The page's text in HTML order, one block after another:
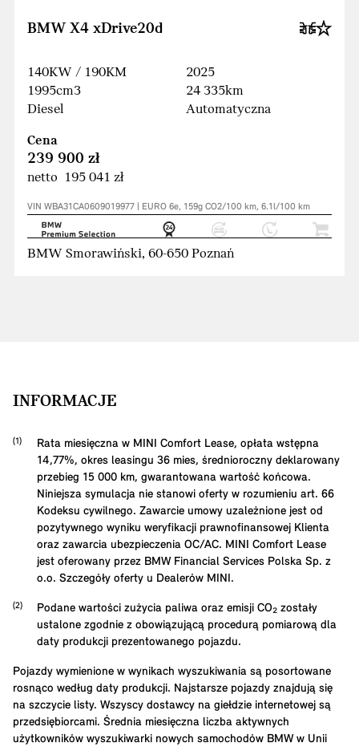
BMW X4 xDrive20d
140KW / 190KM
1995cm3
Diesel
2025
24 335km
Automatyczna
Cena
239 900 zł
netto 195 041 zł
VIN WBA31CA0609019977 | EURO 6e, 159g CO2/100 km, 6.1l/100 km
BMW Smorawiński, 60-650 Poznań
INFORMACJE
Rata miesięczna w MINI Comfort Lease, opłata wstępna
14,77%, okres leasingu 36 mies, średnioroczny deklarowany
przebieg 15 000 km, gwarantowana wartość końcowa.
Niniejsza symulacja nie stanowi oferty w rozumieniu art. 66
Kodeksu cywilnego. Zawarcie umowy uzależnione jest od
pozytywnego wyniku weryfikacji prawnofinansowej Klienta
oraz zawarcia ubezpieczenia OC/AC. MINI Comfort Lease
jest oferowany przez BMW Financial Services Polska Sp. z
o.o. Szczegóły oferty u Dealerów MINI.
Podane wartości zużycia paliwa oraz emisji CO₂ zostały
ustalone zgodnie z obowiązującą procedurą pomiarową dla
daty produkcji prezentowanego pojazdu.
Pojazdy wymienione w wynikach wyszukiwania są posortowane
rosnąco według daty produkcji. Najstarsze pojazdy znajdują się
na szczycie listy. Wszyscy dostawcy na giełdzie internetowej są
przedsiębiorcami. Średnia miesięczna liczba aktywnych
użytkowników wyszukiwarki nowych samochodów BMW w Unii